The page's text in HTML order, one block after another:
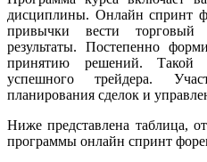
дисциплины. Онлайн спринт
привычки вести торговый
результаты. Постепенно
принятию решений.
успешного трейдера.
планирования сделок и
Ниже представлена таблица,
программы онлайн спринт